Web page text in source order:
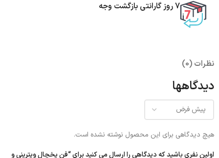
7 روز گارانتی بازگشت وجه
نظرات (0)
دیدگاهها
هیچ دیدگاهی برای این محصول نوشته نشده است.
اولین نفری باشید که دیدگاهی را ارسال می کنید برای “فن یخچال ویترینی و